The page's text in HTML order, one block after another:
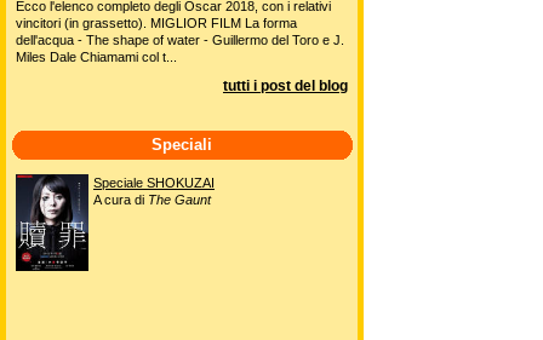
Ecco l'elenco completo degli Oscar 2018, con i relativi
vincitori (in grassetto). MIGLIOR FILM La forma
dell'acqua - The shape of water - Guillermo del Toro e J.
Miles Dale Chiamami col t...
tutti i post del blog
Speciali
Speciale SHOKUZAI
A cura di The Gaunt